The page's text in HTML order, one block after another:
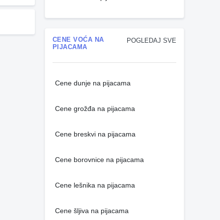
POGLEDAJ SVE
CENE VOĆA NA
PIJACAMA
Cene dunje na pijacama
Cene grožđa na pijacama
Cene breskvi na pijacama
Cene borovnice na pijacama
Cene lešnika na pijacama
Cene šljiva na pijacama